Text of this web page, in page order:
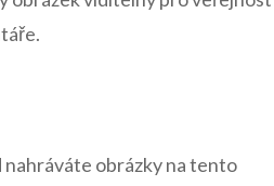
nahráváte obrázky na tento